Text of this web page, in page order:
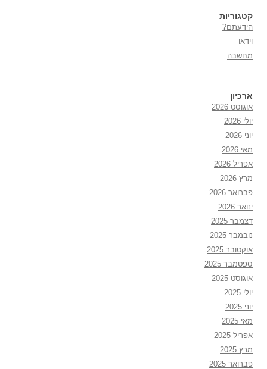
קטגוריות
הידעתם?
וידאו
מחשבה
ארכיון
אוגוסט 2026
יולי 2026
יוני 2026
מאי 2026
אפריל 2026
מרץ 2026
פברואר 2026
ינואר 2026
דצמבר 2025
נובמבר 2025
אוקטובר 2025
ספטמבר 2025
אוגוסט 2025
יולי 2025
יוני 2025
מאי 2025
אפריל 2025
מרץ 2025
פברואר 2025